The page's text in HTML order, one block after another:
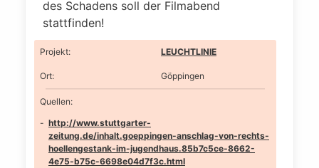
des Schadens soll der Filmabend
stattfinden!
Projekt: LEUCHTLINIE
Ort: Göppingen
Quellen:
http://www.stuttgarter-
zeitung.de/inhalt.goeppingen-anschlag-von-rechts-
hoellengestank-im-jugendhaus.85b7c5ce-8662-
4e75-b75c-6698e04d7f3c.html